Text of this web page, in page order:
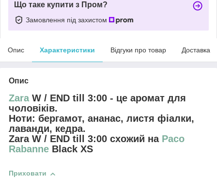
Що таке купити з Пром?
Замовлення під захистом
Опис Характеристики Відгуки про товар Доставка
Опис
ZaraW / END till 3:00 - це аромат для
чоловіків.
Ноти: бергамот, ананас, листя фіалки,
лаванди, кедра.
Zara W / END till 3:00 схожий на Paco
Rabanne Black XS
Приховати